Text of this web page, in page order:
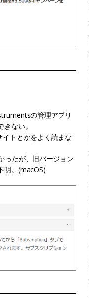
の管理アプリ
ない。
トとかをよく読まな
ったが、旧バージョン
明。(macOS)